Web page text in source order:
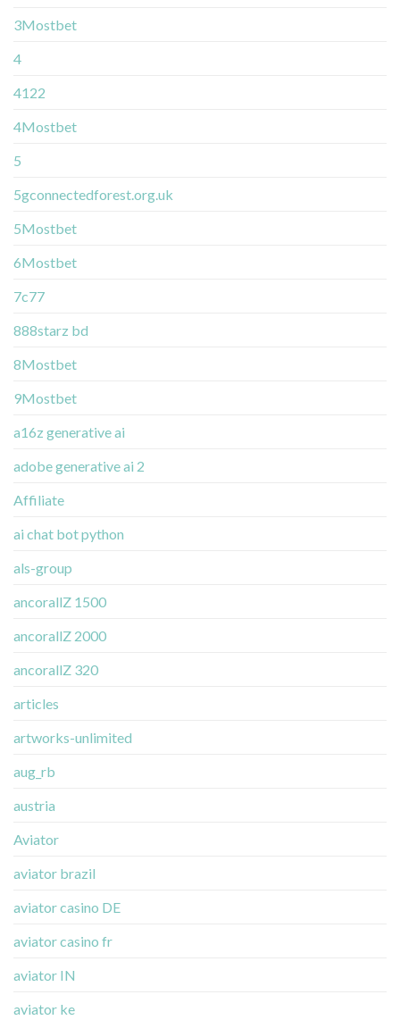
3Mostbet
4
4122
4Mostbet
5
5gconnectedforest.org.uk
5Mostbet
6Mostbet
7c77
888starz bd
8Mostbet
9Mostbet
a16z generative ai
adobe generative ai 2
Affiliate
ai chat bot python
als-group
ancorallZ 1500
ancorallZ 2000
ancorallZ 320
articles
artworks-unlimited
aug_rb
austria
Aviator
aviator brazil
aviator casino DE
aviator casino fr
aviator IN
aviator ke